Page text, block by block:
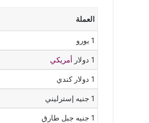
العملة
1 يورو
1 دولار أمريكي
1 دولار كندي
1 جنيه إسترليني
1 جنيه جبل طارق